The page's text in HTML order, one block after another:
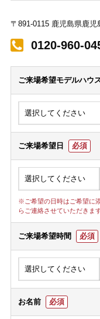
〒891-0115 鹿児島県鹿児
0120-960-
ご来場希望モデルハウ
ご来場希望日 必須
※ご希望の日時はご希望に
らご連絡させていただきます
ご来場希望時間 必須
お名前 必須